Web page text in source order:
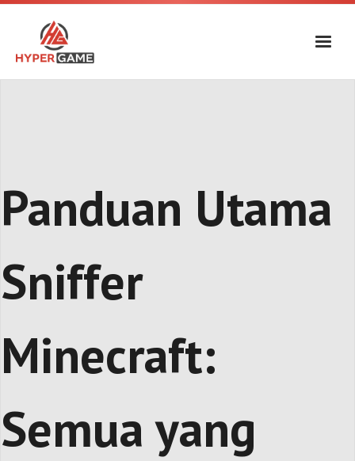
Skip
Panduan Utama
Sniffer
Minecraft:
Semua yang